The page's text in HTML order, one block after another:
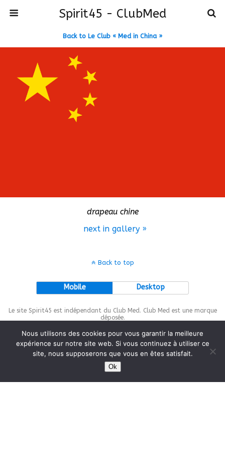
Spirit45 - ClubMed
Back to Le Club « Med in China »
drapeau chine
next in gallery »
Back to top
Mobile Desktop
Le site Spirit45 est indépendant du Club Med. Club Med est une marque
déposée.
This site is protected bywp-copyrightpro.com
Nous utilisons des cookies pour vous garantir la meilleure
expérience sur notre site web. Si vous continuez à utiliser ce
site, nous supposerons que vous en êtes satisfait.
Ok